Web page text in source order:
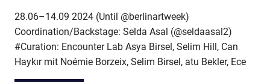
28.06–14.09 2024 (Until @berlinartweek)
Coordination/Backstage: Selda Asal (@seldaasal2)
#Curation: Encounter Lab Asya Birsel, Selim Hill, Can
Haykır mit Noémie Borzeix, Selim Birsel, atu Bekler, Ece